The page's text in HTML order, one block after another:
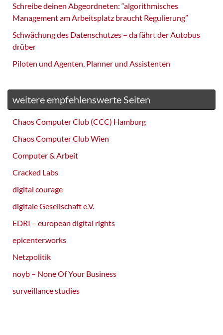
Schreibe deinen Abgeordneten: “algorithmisches
Management am Arbeitsplatz braucht Regulierung”
Schwächung des Datenschutzes – da fährt der Autobus
drüber
Piloten und Agenten, Planner und Assistenten
weitere empfehlenswerte Seiten
Chaos Computer Club (CCC) Hamburg
Chaos Computer Club Wien
Computer & Arbeit
Cracked Labs
digital courage
digitale Gesellschaft e.V.
EDRI – european digital rights
epicenter.works
Netzpolitik
noyb – None Of Your Business
surveillance studies